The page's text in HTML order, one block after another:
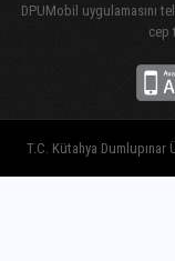
DPUMobil uygulamasını
cep
T.C. Kütahya Dumlupınar